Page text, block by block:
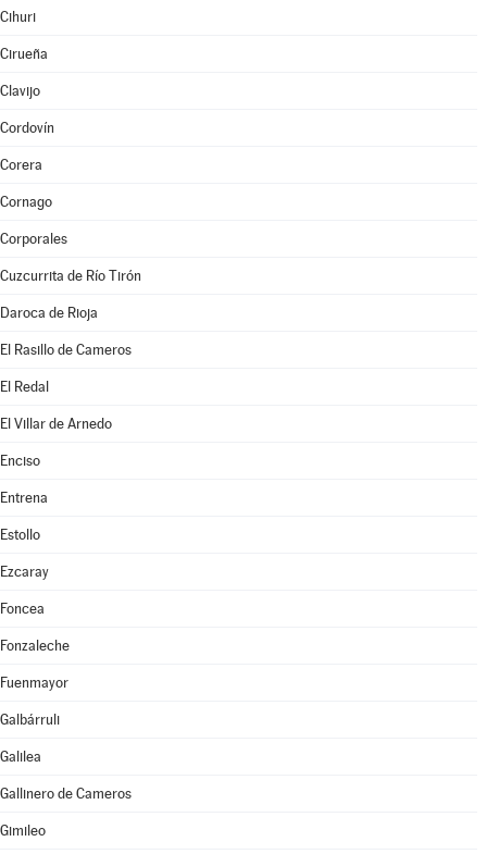
Cihuri
Cirueña
Clavijo
Cordovín
Corera
Cornago
Corporales
Cuzcurrita de Río Tirón
Daroca de Rioja
El Rasillo de Cameros
El Redal
El Villar de Arnedo
Enciso
Entrena
Estollo
Ezcaray
Foncea
Fonzaleche
Fuenmayor
Galbárruli
Galilea
Gallinero de Cameros
Gimileo